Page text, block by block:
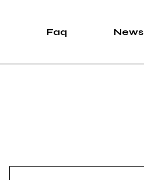
Faq News